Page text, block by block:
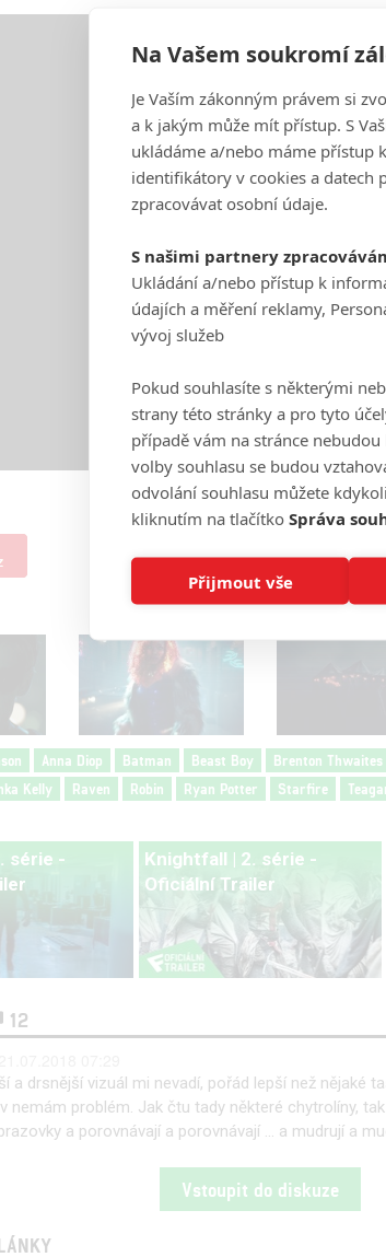
Anna Diop Batman Beast Boy Brenton Thwaites
Kelly Raven Robin Ryan Potter Starfire
série -
Knightfall | 2. série -
Oficiální Trailer
12
a drsnější vizuál mi nevadí, pořád lepší než nějaké
nemám problém. Jak čtu tady některé chytrolíny,
a porovnávají a porovnávají ... a mudrují a
Vstoupit do diskuze
Na Vašem soukromí
Je Vaším zákonným právem si
a k jakým může mít přístup. S
ukládáme a/nebo máme přístup
identifikátory v cookies a datech
zpracovávat osobní údaje.
S našimi partnery
Ukládání a/nebo přístup k
údajích a měření reklamy,
vývoj služeb
Pokud souhlasíte s některými
strany této stránky a pro tyto
případě vám na stránce
volby souhlasu se budou
odvolání souhlasu můžete
kliknutím na tlačítko Správa
Přijmout vše